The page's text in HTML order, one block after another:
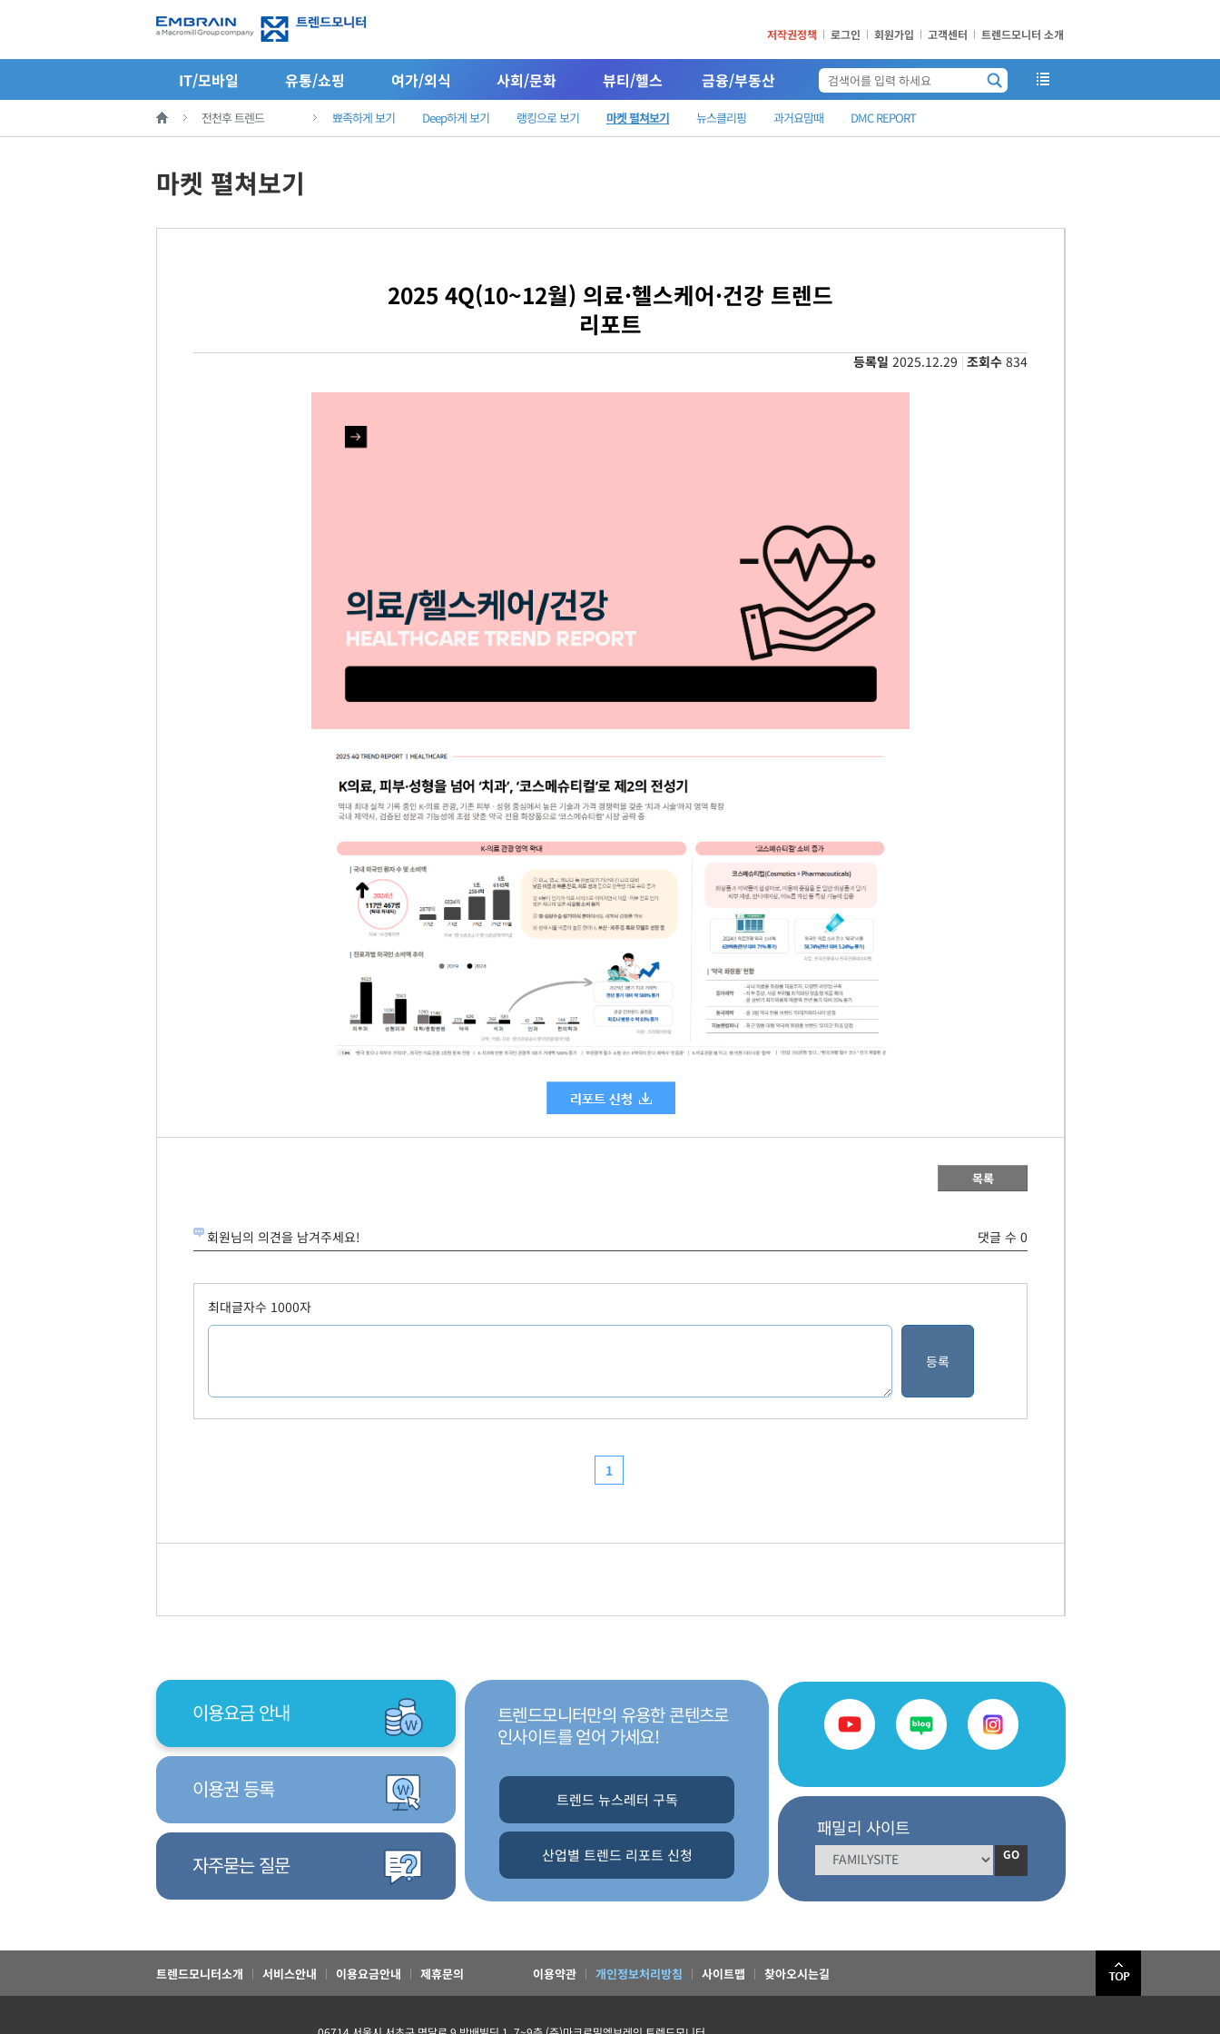
저작권정책 로그인 회원가입 고객센터 트렌드모니터 소개
IT/모바일 유통/쇼핑 여가/외식 사회/문화 뷰티/헬스 금융/부동산
전천후 트렌드 뾰족하게 보기 Deep하게 보기 랭킹으로 보기 마켓 펼쳐보기 뉴스클리핑 과거요맘때 DMC REPORT
마켓 펼쳐보기
2025 4Q(10~12월) 의료·헬스케어·건강 트렌드
리포트
등록일 2025.12.29 조회수 834
이용요금 안내
이용권 등록
자주묻는 질문
트렌드모니터만의 유용한 콘텐츠로
인사이트를 얻어 가세요!
트렌드 뉴스레터 구독
산업별 트렌드 리포트 신청
패밀리 사이트
GO
트렌드모니터소개 서비스안내 이용요금안내 제휴문의 이용약관 개인정보처리방침 사이트맵 찾아오시는길